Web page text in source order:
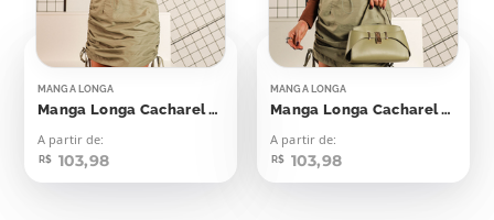
MANGA LONGA
Manga Longa Cacharel Canelada Off
A partir de:
R$ 103,98
MANGA LONGA
Manga Longa Cacharel Canelada Marrom Cynnamom
A partir de:
R$ 103,98